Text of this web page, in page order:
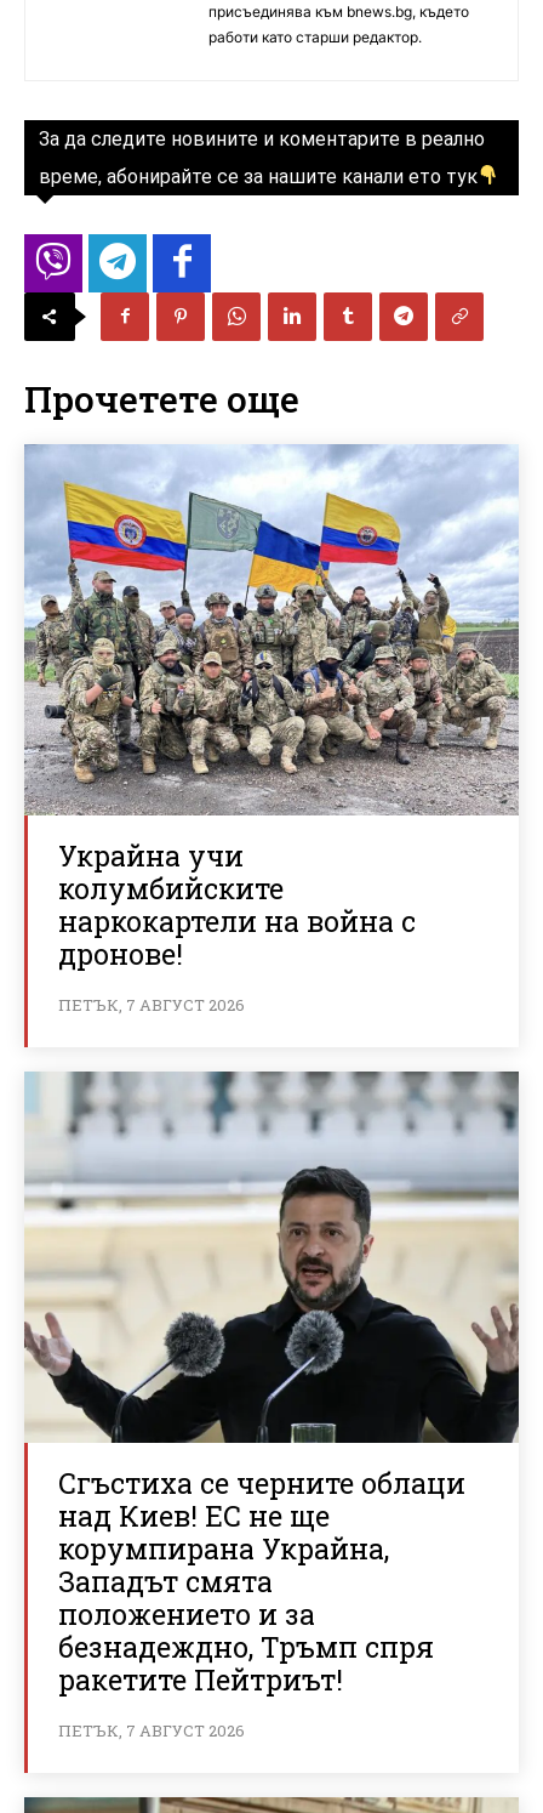
присъединява към bnews.bg, където
работи като старши редактор.
За да следите новините и коментарите в реално
време, абонирайте се за нашите канали ето тук
Прочетете още
Украйна учи
колумбийските
наркокартели на война с
дронове!
ПЕТЪК, 7 АВГУСТ 2026
Сгъстиха се черните облаци
над Киев! ЕС не ще
корумпирана Украйна,
Западът смята
положението и за
безнадеждно, Тръмп спря
ракетите Пейтриът!
ПЕТЪК, 7 АВГУСТ 2026